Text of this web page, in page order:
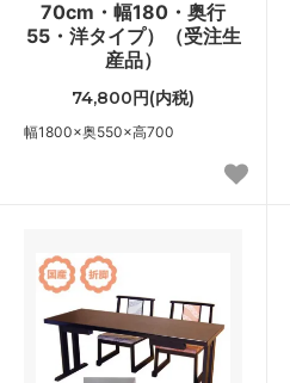
70cm・幅180・奥行
55・洋タイプ）（受注生
産品）
74,800円(内税)
幅1800×奥550×高700